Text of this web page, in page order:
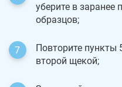
уберите в заранее
образцов;
Повторите пункты
второй щекой;